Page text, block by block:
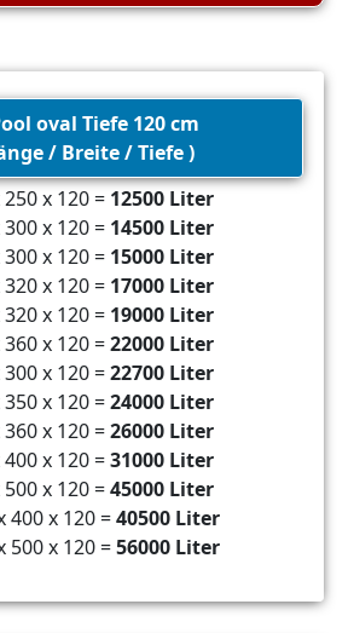
oval Tiefe 120 cm
/ Breite / Tiefe )
x 120 = 12500 Liter
x 120 = 14500 Liter
300 x 120 = 15000 Liter
320 x 120 = 17000 Liter
320 x 120 = 19000 Liter
360 x 120 =22000 Liter
x 120 =22700 Liter
x 120 =24000 Liter
x 120 =26000 Liter
x 120 =31000 Liter
x 120 =45000 Liter
400 x 120 =40500 Liter
500 x 120 =56000 Liter